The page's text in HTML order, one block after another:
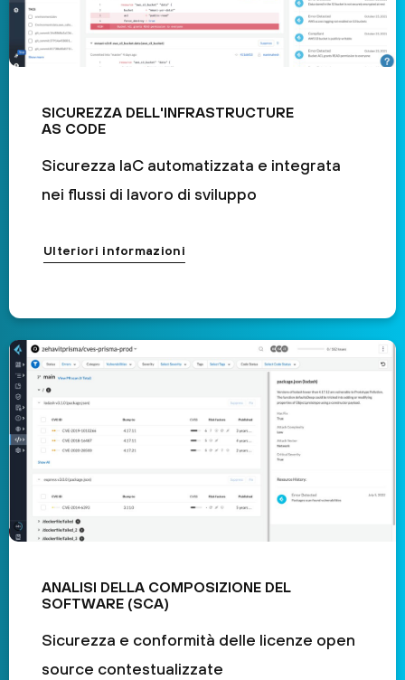
SICUREZZA DELL'INFRASTRUCTURE
AS CODE
Sicurezza IaC automatizzata e integrata
nei flussi di lavoro di sviluppo
Ulteriori informazioni
ANALISI DELLA COMPOSIZIONE DEL
SOFTWARE (SCA)
Sicurezza e conformità delle licenze open
source contestualizzate